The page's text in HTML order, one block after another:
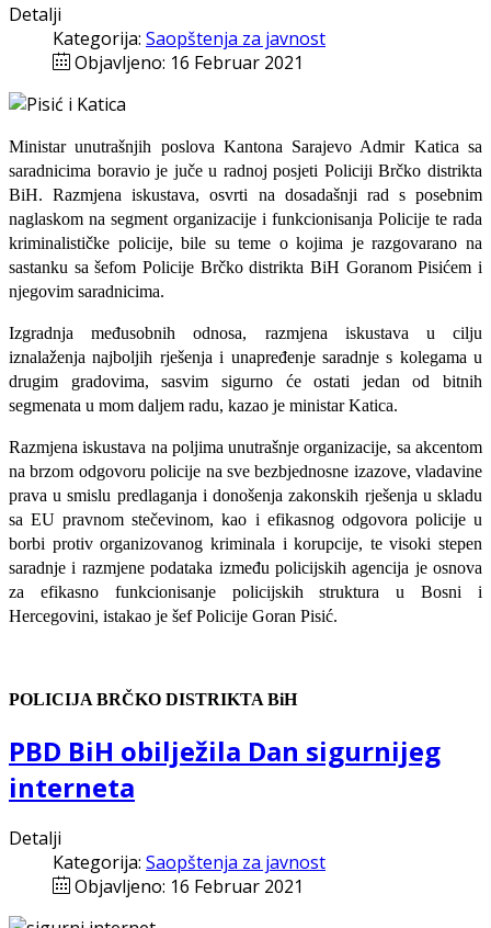
Detalji
Kategorija: Saopštenja za javnost
Objavljeno: 16 Februar 2021
Ministar unutrašnjih poslova Kantona Sarajevo Admir Katica sa
saradnicima boravio je juče u radnoj posjeti Policiji Brčko distrikta
BiH. Razmjena iskustava, osvrti na dosadašnji rad s posebnim
naglaskom na segment organizacije i funkcionisanja Policije te rada
kriminalističke policije, bile su teme o kojima je razgovarano na
sastanku sa šefom Policije Brčko distrikta BiH Goranom Pisićem i
njegovim saradnicima.
Izgradnja međusobnih odnosa, razmjena iskustava u cilju
iznalaženja najboljih rješenja i unapređenje saradnje s kolegama u
drugim gradovima, sasvim sigurno će ostati jedan od bitnih
segmenata u mom daljem radu, kazao je ministar Katica.
Razmjena iskustava na poljima unutrašnje organizacije, sa akcentom
na brzom odgovoru policije na sve bezbjednosne izazove, vladavine
prava u smislu predlaganja i donošenja zakonskih rješenja u skladu
sa EU pravnom stečevinom, kao i efikasnog odgovora policije u
borbi protiv organizovanog kriminala i korupcije, te visoki stepen
saradnje i razmjene podataka između policijskih agencija je osnova
za efikasno funkcionisanje policijskih struktura u Bosni i
Hercegovini, istakao je šef Policije Goran Pisić.
POLICIJA BRČKO DISTRIKTA BiH
PBD BiH obilježila Dan sigurnijeg
interneta
Detalji
Kategorija: Saopštenja za javnost
Objavljeno: 16 Februar 2021